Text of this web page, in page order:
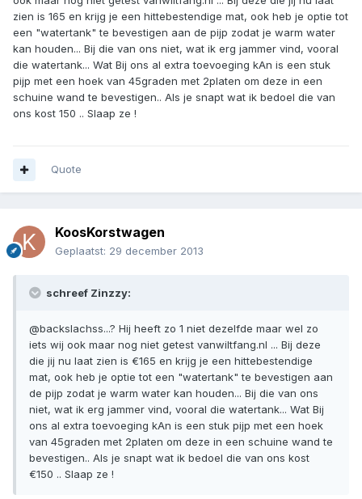
zien is 165 en krijg je een hittebestendige mat, ook heb je optie tot
een "watertank" te bevestigen aan de pijp zodat je warm water
kan houden... Bij die van ons niet, wat ik erg jammer vind, vooral
die watertank... Wat Bij ons al extra toevoeging kAn is een stuk
pijp met een hoek van 45graden met 2platen om deze in een
schuine wand te bevestigen.. Als je snapt wat ik bedoel die van
ons kost 150 .. Slaap ze !
Quote
KoosKorstwagen
Geplaatst: 29 december 2013
schreef Zinzzy:
@backslachss...? Hij heeft zo 1 niet dezelfde maar wel zo
iets wij ook maar nog niet getest vanwiltfang.nl ... Bij deze
die jij nu laat zien is €165 en krijg je een hittebestendige
mat, ook heb je optie tot een "watertank" te bevestigen aan
de pijp zodat je warm water kan houden... Bij die van ons
niet, wat ik erg jammer vind, vooral die watertank... Wat Bij
ons al extra toevoeging kAn is een stuk pijp met een hoek
van 45graden met 2platen om deze in een schuine wand te
bevestigen.. Als je snapt wat ik bedoel die van ons kost
€150 .. Slaap ze !